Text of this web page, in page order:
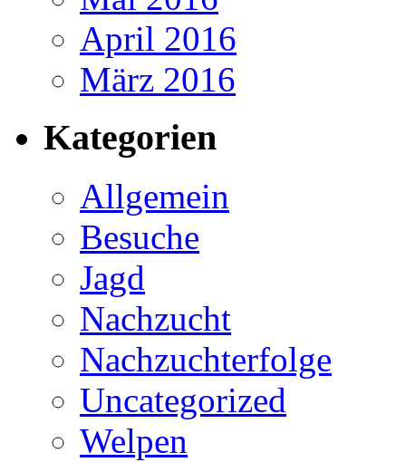
April 2016
März 2016
Kategorien
Allgemein
Besuche
Jagd
Nachzucht
Nachzuchterfolge
Uncategorized
Welpen